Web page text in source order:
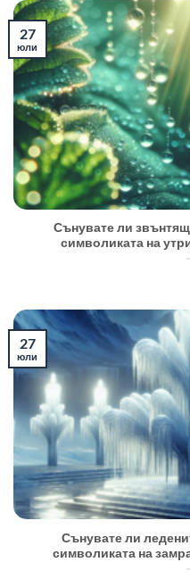
Сънувате ли
символиката на
27
юли
Сънувате ли
символиката на
27
юли